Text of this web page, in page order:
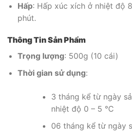
Hấp: Hấp xúc xích ở nhiệt độ
phút.
Thông Tin Sản Phẩm
Trọng lượng: 500g (10 cái)
Thời gian sử dụng:
3 tháng kể từ ngày
nhiệt độ 0 – 5 °C
06 tháng kể từ ngày